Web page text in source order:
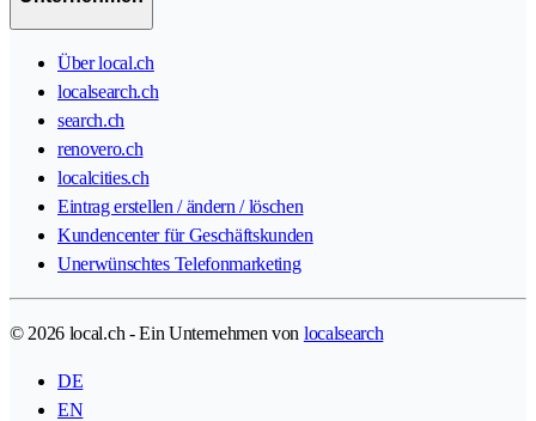
Über local.ch
localsearch.ch
search.ch
renovero.ch
localcities.ch
Eintrag erstellen / ändern / löschen
Kundencenter für Geschäftskunden
Unerwünschtes Telefonmarketing
© 2026 local.ch - Ein Unternehmen von localsearch
DE
EN